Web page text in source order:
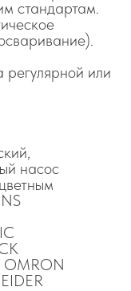
стандартам.
регулярной или
насос
OMRON